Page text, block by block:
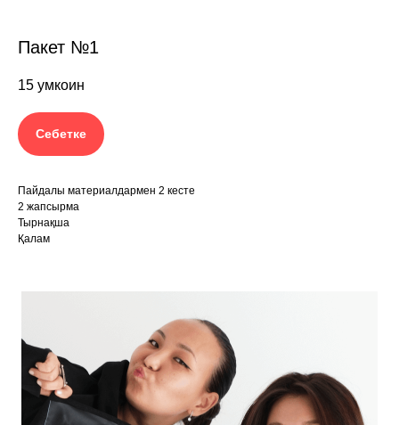
Пакет №1
15 умкоин
Себетке
Пайдалы материалдармен 2 кесте
2 жапсырма
Тырнақша
Қалам